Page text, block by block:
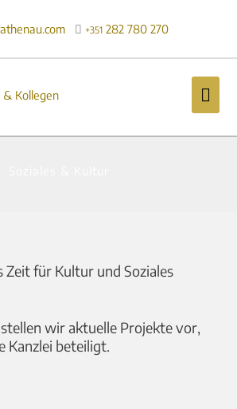
+351 282 780 270
Zeit für Kultur und Soziales
wir aktuelle Projekte vor,
Kanzlei beteiligt.